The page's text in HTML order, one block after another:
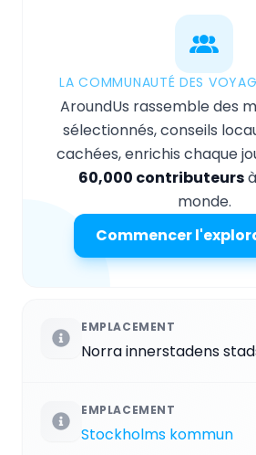
LA COMMUNAUTÉ DES
AroundUs rassemble des
sélectionnés, conseils
cachées, enrichis chaque
60,000 contributeurs
monde.
Commencer
EMPLACEMENT
Norra innerstadens
EMPLACEMENT
Stockholms kommun